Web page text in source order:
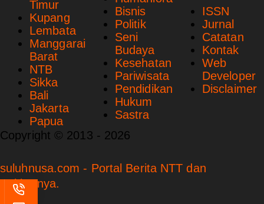
Timur
Kupang
Lembata
Manggarai
Barat
NTB
Sikka
Bali
Jakarta
Papua
Bisnis
Politik
Seni
Budaya
Kesehatan
Pariwisata
Pendidikan
Hukum
Sastra
ISSN
Jurnal
Catatan
Kontak
Web
Developer
Disclaimer
Copyright © 2013 - 2026
suluhnusa.com - Portal Berita NTT dan
Sekitarnya.